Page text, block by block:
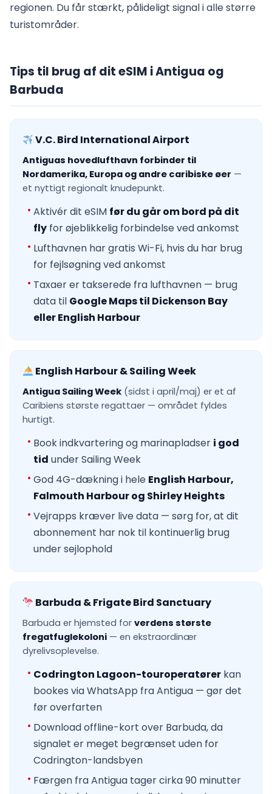
regionen. Du får stærkt, pålideligt signal i alle større
turistområder.
Tips til brug af dit eSIM i Antigua og
Barbuda
V.C. Bird International Airport
Antiguas hovedlufthavn forbinder til
Nordamerika, Europa og andre caribiske øer —
et nyttigt regionalt knudepunkt.
Aktivér dit eSIM før du går om bord på dit
fly for øjeblikkelig forbindelse ved ankomst
Lufthavnen har gratis Wi-Fi, hvis du har brug
for fejlsøgning ved ankomst
Taxaer er takserede fra lufthavnen — brug
data til Google Maps til Dickenson Bay
eller English Harbour
English Harbour & Sailing Week
Antigua Sailing Week (sidst i april/maj) er et af
Caribiens største regattaer — området fyldes
hurtigt.
Book indkvartering og marinapladser i god
tid under Sailing Week
God 4G-dækning i hele English Harbour,
Falmouth Harbour og Shirley Heights
Vejrapps kræver live data — sørg for, at dit
abonnement har nok til kontinuerlig brug
under sejlophold
Barbuda & Frigate Bird Sanctuary
Barbuda er hjemsted for verdens største
fregatfuglekoloni — en ekstraordinær
dyrelivsoplevelse.
Codrington Lagoon-touroperatører kan
bookes via WhatsApp fra Antigua — gør det
før overfarten
Download offline-kort over Barbuda, da
signalet er meget begrænset uden for
Codrington-landsbyen
Færgen fra Antigua tager cirka 90 minutter